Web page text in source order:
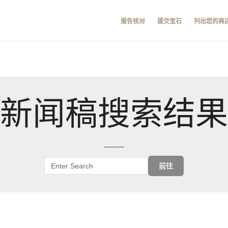
报告核对 提交宝石 列出您的商
新闻稿搜索结果
前往